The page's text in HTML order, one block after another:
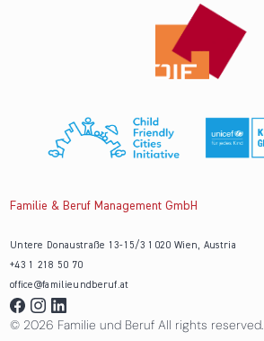
Familie & Beruf Management GmbH
Untere Donaustraße 13-15/3 1020 Wien, Austria
+43 1 218 50 70
office@familieundberuf.at
© 2026 Familie und Beruf All rights reserved.